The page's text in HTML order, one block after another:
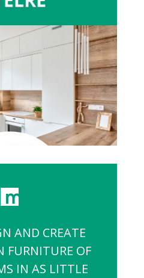
AND CREATE
FURNITURE OF
IN AS LITTLE